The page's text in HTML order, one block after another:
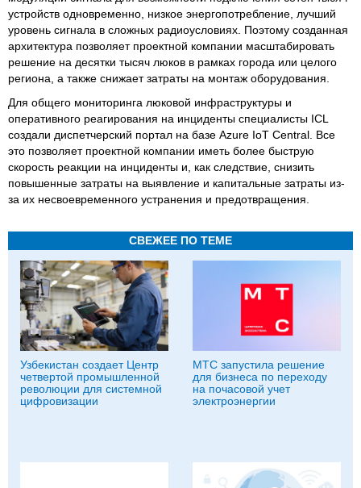
устройств одновременно, низкое энергопотребление, лучший
уровень сигнала в сложных радиоусловиях. Поэтому созданная
архитектура позволяет проектной компании масштабировать
решение на десятки тысяч люков в рамках города или целого
региона, а также снижает затраты на монтаж оборудования.
Для общего мониторинга люковой инфраструктуры и
оперативного реагирования на инциденты специалисты ICL
создали диспетчерский портал на базе Azure IoT Central. Все
это позволяет проектной компании иметь более быструю
скорость реакции на инциденты и, как следствие, снизить
повышенные затраты на выявление и капитальные затраты из-
за их несвоевременного устранения и предотвращения.
СВЕЖЕЕ ПО ТЕМЕ
Узбекистан создает Центр
четвертой промышленной
революции для системной
цифровизации
МТС запустила решение
для бизнеса по переходу
на почасовой учет
электроэнергии